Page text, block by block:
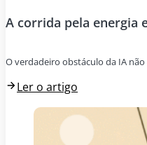
A corrida pela energia
O verdadeiro obstáculo da IA
Ler o artigo